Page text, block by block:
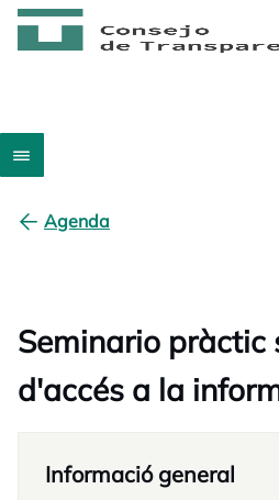
Agenda
Seminario pràctic
d'accés a la
Informació general